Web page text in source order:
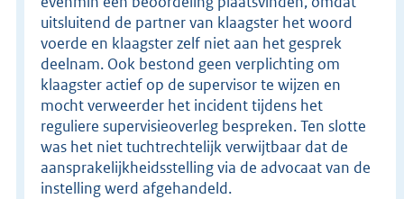
uitsluitend de partner van klaagster het woord
voerde en klaagster zelf niet aan het gesprek
deelnam. Ook bestond geen verplichting om
klaagster actief op de supervisor te wijzen en
mocht verweerder het incident tijdens het
reguliere supervisieoverleg bespreken. Ten slotte
was het niet tuchtrechtelijk verwijtbaar dat de
aansprakelijkheidsstelling via de advocaat van de
instelling werd afgehandeld.